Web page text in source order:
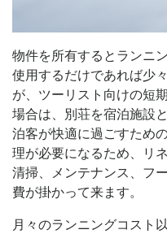
物件を所有するとランニ
使用するだけであれば少
が、ツーリスト向けの短
場合は、別荘を宿泊施設
泊客が快適に過ごすため
理が必要になるため、リ
清掃、メンテナンス、フ
費が掛かって来ます。
月々のランニングコスト